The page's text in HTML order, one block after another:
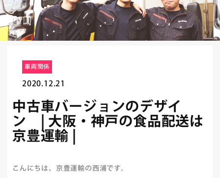
車両関係
2020.12.21
中古車バージョンのデザイ
ン | 大阪・神戸の食品配送は
京豊運輸 |
こんにちは、京豊運輸の西浦です。